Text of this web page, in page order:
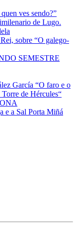
ves sendo?”
de Lugo.
sobre “O galego-
SEMESTRE
García “O faro e o
de Hércules“
e a Sal Porta Miñá